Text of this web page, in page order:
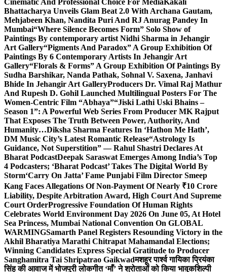
Cinematic And Professional Choice For MediaKakali
Bhattacharya Unveils Glam Beat 2.0 With Archana Gautam,
Mehjabeen Khan, Nandita Puri And RJ Anurag Pandey In
Mumbai“Where Silence Becomes Form” Solo Show of
Paintings By contemporary artist Nidhi Sharma in Jehangir
Art Gallery“Pigments And Paradox” A Group Exhibition Of
Paintings By 6 Contemporary Artists In Jehangir Art
Gallery“Florals & Forms” A Group Exhibition Of Paintings By
Sudha Barshikar, Nanda Pathak, Sohnal V. Saxena, Janhavi
Bhide In Jehangir Art GalleryProducers Dr. Vimal Raj Mathur
And Rupesh D. Gohil Launched Multilingual Posters For The
Women-Centric Film “Abhaya”“Jiski Lathi Uski Bhains –
Season 1”: A Powerful Web Series From Producer MK Rajput
That Exposes The Truth Between Power, Authority, And
Humanity…Diksha Sharma Features In ‘Hathon Me Hath’,
DM Music City’s Latest Romantic Release“Astrology Is
Guidance, Not Superstition” — Rahul Shastri Declares At
Bharat PodcastDeepak Saraswat Emerges Among India’s Top
4 Podcasters; ‘Bharat Podcast’ Takes The Digital World By
Storm‘Carry On Jatta’ Fame Punjabi Film Director Smeep
Kang Faces Allegations Of Non-Payment Of Nearly ₹10 Crore
Liability, Despite Arbitration Award, High Court And Supreme
Court OrderProgressive Foundation Of Human Rights
Celebrates World Environment Day 2026 On June 05, At Hotel
Sea Princess, Mumbai National Convention On GLOBAL
WARMINGSamarth Panel Registers Resounding Victory in the
Akhil Bharatiya Marathi Chitrapat Mahamandal Elections;
Winning Candidates Express Special Gratitude to Producer
Sanghamitra Tai Shripatrao Gaikwadमशहूर पार्श्व गायिका प्रियंका
सिंह की आवाज में भोजपुरी लोकगीत ‘माँ’ ने श्रोताओं को किया भावुकशिल्पी